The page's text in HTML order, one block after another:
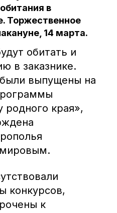
в
Торжественное
14 марта.
обитать и
в заказнике.
выпущены на
края»,
конкурсов,
к